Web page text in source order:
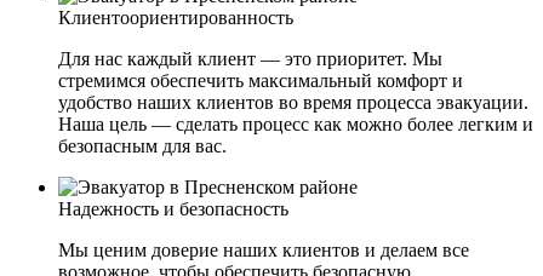
Клиентоориентированность
Для нас каждый клиент — это приоритет. Мы
стремимся обеспечить максимальный комфорт и
удобство наших клиентов во время процесса эвакуации.
Наша цель — сделать процесс как можно более легким и
безопасным для вас.
Надежность и безопасность
Мы ценим доверие наших клиентов и делаем все
возможное, чтобы обеспечить безопасную